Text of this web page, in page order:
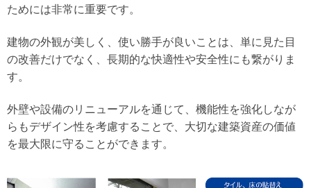
ためには非常に重要です。
建物の外観が美しく、使い勝手が良いことは、単に見た目
の改善だけでなく、長期的な快適性や安全性にも繋がりま
す。
外壁や設備のリニューアルを通じて、機能性を強化しなが
らもデザイン性を考慮することで、大切な建築資産の価値
を最大限に守ることができます。